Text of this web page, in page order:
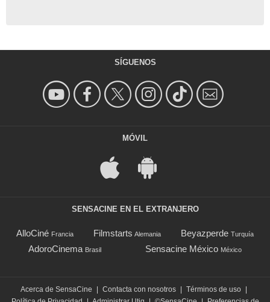
SÍGUENOS
MÓVIL
SENSACINE EN EL EXTRANJERO
AlloCiné Francia Filmstarts Alemania Beyazperde Turquía
AdoroCinema Brasil Sensacine México México
Acerca de SensaCine | Contacta con nosotros | Términos de uso |